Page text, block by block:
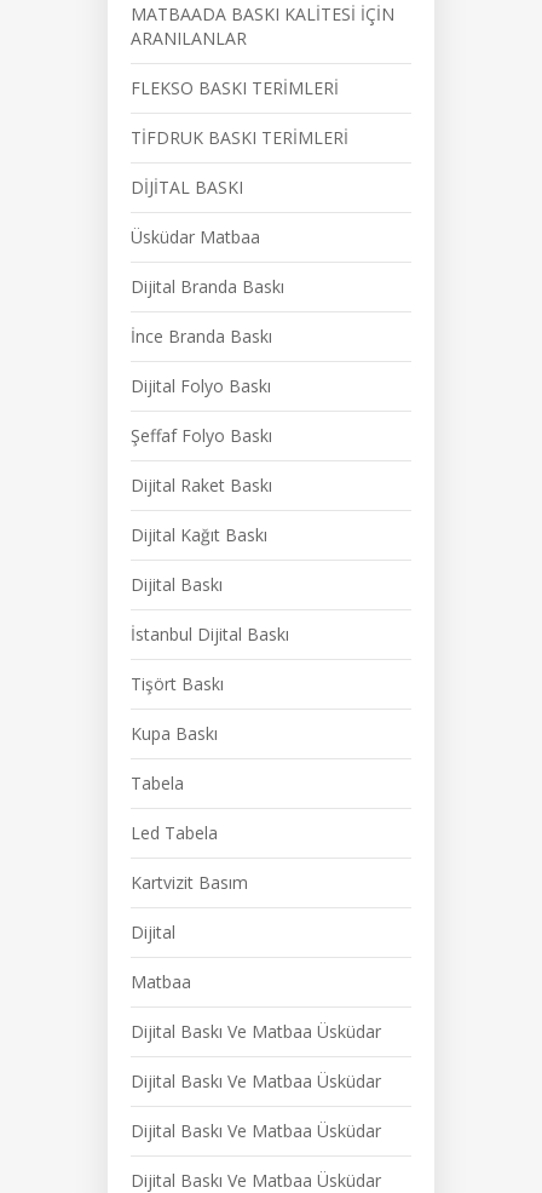
MATBAADA BASKI KALİTESİ İÇİN
ARANILANLAR
FLEKSO BASKI TERİMLERİ
TİFDRUK BASKI TERİMLERİ
DİJİTAL BASKI
Üsküdar Matbaa
Dijital Branda Baskı
İnce Branda Baskı
Dijital Folyo Baskı
Şeffaf Folyo Baskı
Dijital Raket Baskı
Dijital Kağıt Baskı
Dijital Baskı
İstanbul Dijital Baskı
Tişört Baskı
Kupa Baskı
Tabela
Led Tabela
Kartvizit Basım
Dijital
Matbaa
Dijital Baskı Ve Matbaa Üsküdar
Dijital Baskı Ve Matbaa Üsküdar
Dijital Baskı Ve Matbaa Üsküdar
Dijital Baskı Ve Matbaa Üsküdar